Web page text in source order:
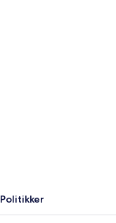
Politikker